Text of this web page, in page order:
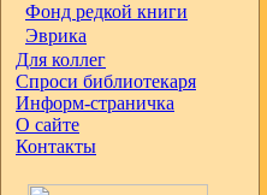
Фонд редкой книги
Эврика
Для коллег
Спроси библиотекаря
Информ-страничка
О сайте
Контакты